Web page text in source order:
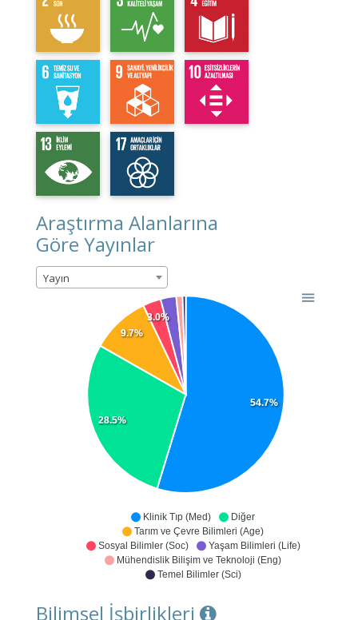
Araştırma Alanlarına
Göre Yayınlar
Yayın
Klinik Tıp (Med)
Diğer
Tarım ve Çevre Bilimleri (Age)
Sosyal Bilimler (Soc)
Yaşam Bilimleri (Life)
Mühendislik Bilişim ve Teknoloji (Eng)
Temel Bilimler (Sci)
54.7%
28.5%
9.7%
3.0%
Bilimsel İşbirlikleri